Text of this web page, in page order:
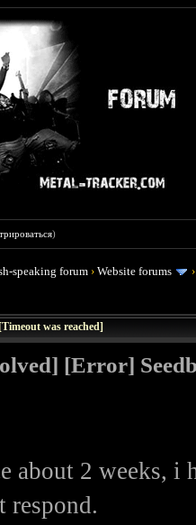
)
speaking forum ›Website forums
was reached]
[Error]
about 2 weeks, i
respond.